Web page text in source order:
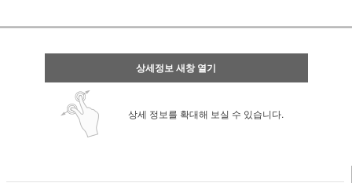
상세정보 새창 열기
상세 정보를 확대해 보실 수 있습니다.